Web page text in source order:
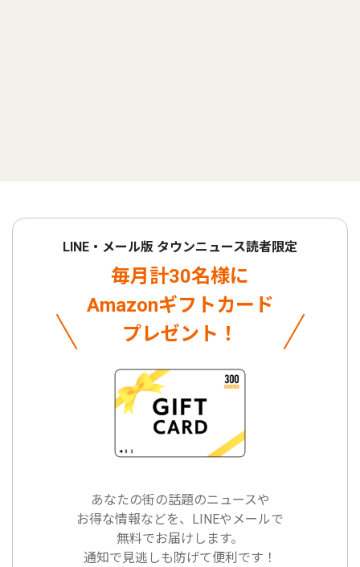
LINE・メール版 タウンニュース読者限定
毎月計30名様に
Amazonギフトカード
プレゼント！
あなたの街の話題のニュースや
お得な情報などを、LINEやメールで
無料でお届けします。
通知で見逃しも防げて便利です！